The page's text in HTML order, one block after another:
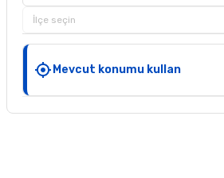
İlçe seçin
Mevcut konumu kullan